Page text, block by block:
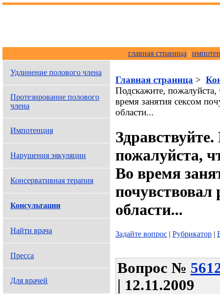
главная страница |
Удлинение полового члена
Протезирование полового
члена
Импотенция
Нарушения эякуляции
Консервативная терапия
Консультации
Найти врача
Пресса
Для врачей
Главная страница >
Подскажите,
время занятия сексом
области...
пожалуйста,
Во время
почувствовал
области...
Задайте вопрос | Рубрикатор |
Вопрос №
| 12.11.2009